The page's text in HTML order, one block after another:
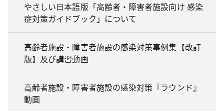
やさしい日本語版「高齢者・障害者施設向け 感染
症対策ガイドブック」について
高齢者施設・障害者施設の感染対策事例集【改訂
版】及び講習動画
高齢者施設・障害者施設の感染対策『ラウンド』
動画